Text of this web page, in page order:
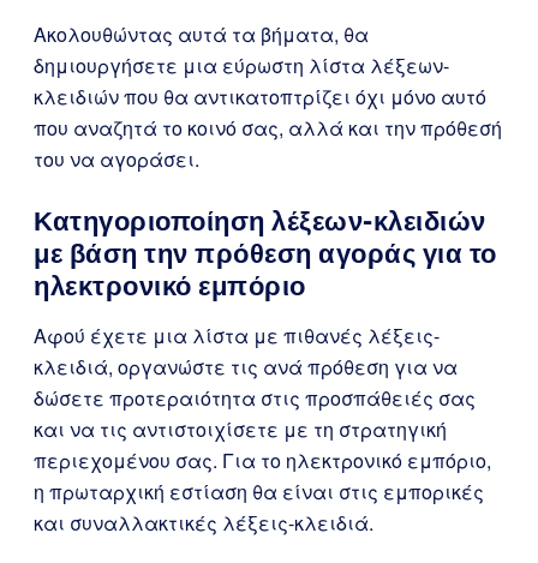
Ακολουθώντας αυτά τα βήματα, θα
δημιουργήσετε μια εύρωστη λίστα λέξεων-
κλειδιών που θα αντικατοπτρίζει όχι μόνο αυτό
που αναζητά το κοινό σας, αλλά και την πρόθεσή
του να αγοράσει.
Κατηγοριοποίηση λέξεων-κλειδιών
με βάση την πρόθεση αγοράς για το
ηλεκτρονικό εμπόριο
Αφού έχετε μια λίστα με πιθανές λέξεις-
κλειδιά, οργανώστε τις ανά πρόθεση για να
δώσετε προτεραιότητα στις προσπάθειές σας
και να τις αντιστοιχίσετε με τη στρατηγική
περιεχομένου σας. Για το ηλεκτρονικό εμπόριο,
η πρωταρχική εστίαση θα είναι στις εμπορικές
και συναλλακτικές λέξεις-κλειδιά.